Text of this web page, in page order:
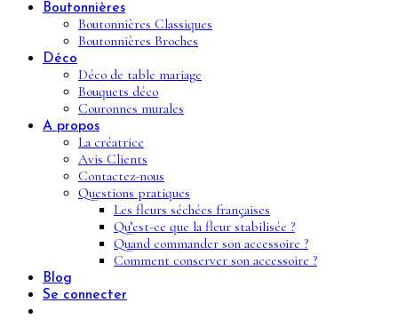
Boutonnières
Boutonnières Classiques
Boutonnières Broches
Déco
Déco de table mariage
Bouquets déco
Couronnes murales
A propos
La créatrice
Avis Clients
Contactez-nous
Questions pratiques
Les fleurs séchées françaises
Qu’est-ce que la fleur stabilisée ?
Quand commander son accessoire ?
Comment conserver son accessoire ?
Blog
Se connecter